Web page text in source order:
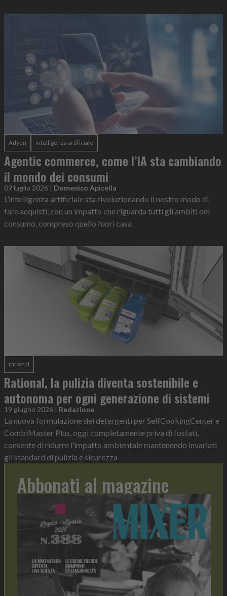
Adyen intelligenza artificiale
Agentic commerce, come l’IA sta cambiando
il mondo dei consumi
09 luglio 2026 | Domenico Apicella
L’intelligenza artificiale sta rivoluzionando il nostro modo di
fare acquisti, con un impatto che riguarda tutti gli ambiti del
consumo, compreso quello fuori casa
rational
Rational, la pulizia diventa sostenibile e
autonoma per ogni generazione di sistemi
19 giugno 2026 | Redazione
La nuova formulazione dei detergenti per SelfCookingCenter e
CombiMaster Plus, oggi completamente priva di fosfati,
consente di ridurre l’impatto ambientale mantenendo invariati
gli standard di pulizia e sicurezza
Abbonati al magazine